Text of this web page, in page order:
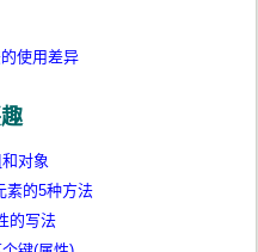
使用差异
对象
素的5种方法
的写法